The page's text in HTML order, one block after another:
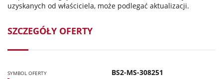
uzyskanych od właściciela, może podlegać aktualizacji.
SZCZEGÓŁY OFERTY
SYMBOL OFERTY BS2-MS-308251